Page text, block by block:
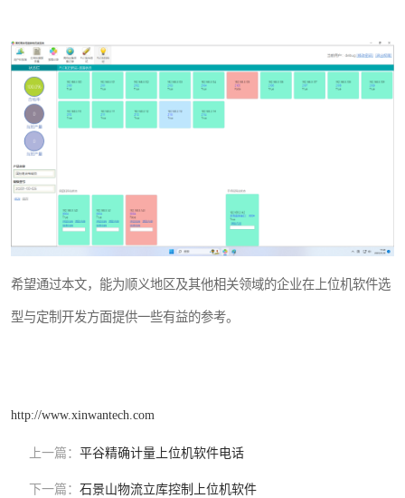
希望通过本文，能为顺义地区及其他相关领域的企业在上位机软件选
型与定制开发方面提供一些有益的参考。
http://www.xinwantech.com
上一篇： 平谷精确计量上位机软件电话
下一篇： 石景山物流立库控制上位机软件